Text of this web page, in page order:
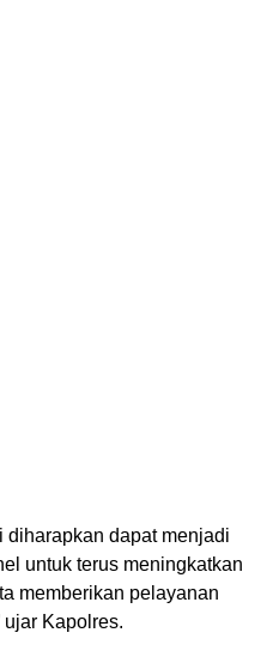
diharapkan dapat menjadi
untuk terus meningkatkan
memberikan pelayanan
ujar Kapolres.